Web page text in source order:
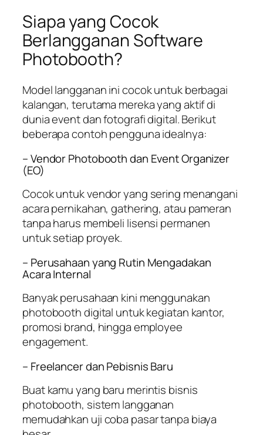
Siapa yang Cocok
Berlangganan Software
Photobooth?
Model langganan ini cocok untuk berbagai
kalangan, terutama mereka yang aktif di
dunia event dan fotografi digital. Berikut
beberapa contoh pengguna idealnya:
– Vendor Photobooth dan Event Organizer
(EO)
Cocok untuk vendor yang sering menangani
acara pernikahan, gathering, atau pameran
tanpa harus membeli lisensi permanen
untuk setiap proyek.
– Perusahaan yang Rutin Mengadakan
Acara Internal
Banyak perusahaan kini menggunakan
photobooth digital untuk kegiatan kantor,
promosi brand, hingga employee
engagement.
– Freelancer dan Pebisnis Baru
Buat kamu yang baru merintis bisnis
photobooth, sistem langganan
memudahkan uji coba pasar tanpa biaya